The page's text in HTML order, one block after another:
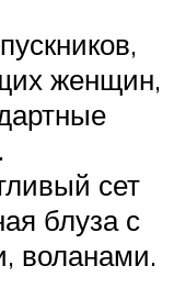
женщин,
сет
блуза с
воланами.